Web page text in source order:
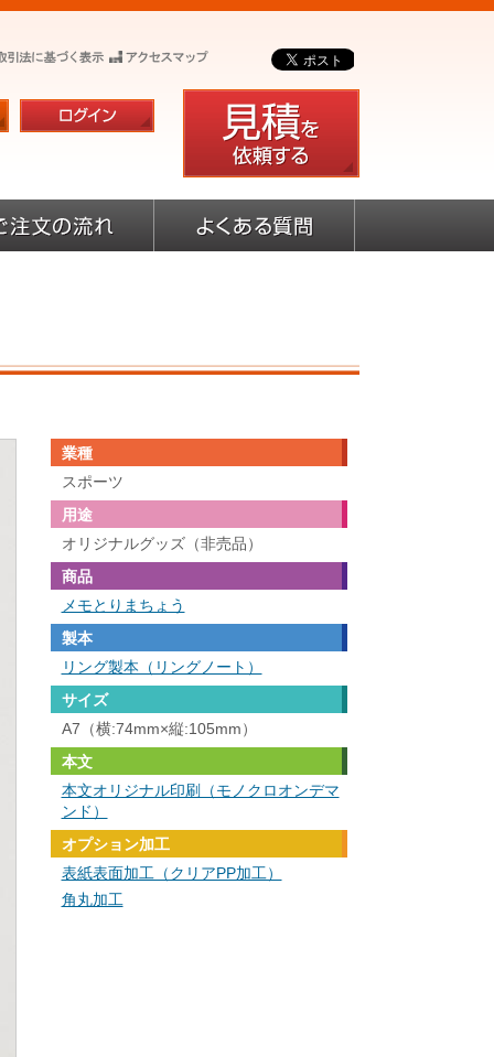
業種
スポーツ
用途
オリジナルグッズ（非売品）
商品
メモとりまちょう
製本
リング製本（リングノート）
サイズ
A7（横:74mm×縦:105mm）
本文
本文オリジナル印刷（モノクロオンデマ
ンド）
オプション加工
表紙表面加工（クリアPP加工）
角丸加工